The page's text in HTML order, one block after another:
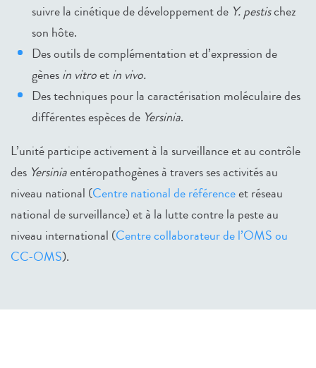
suivre la cinétique de développement de Y. pestischez
son hôte.
Des outils de complémentation et d’expression de
gènesin vitroetin vivo.
Des techniques pour la caractérisation moléculaire des
différentes espèces de Yersinia.
L’unité participe activement à la surveillance et au contrôle
des Yersiniaentéropathogènes à travers ses activités au
niveau national (Centre national de référenceet réseau
national de surveillance) et à la lutte contre la peste au
niveau international (Centre collaborateur de l’OMS ou
CC-OMS).